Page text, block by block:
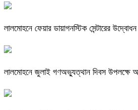
লালমোহনে ফেয়ার ডায়াগনস্টিক সেন্টারের উদ্বোধন
লালমোহনে জুলাই গণঅভ্যুত্থান দিবস উপলক্ষে